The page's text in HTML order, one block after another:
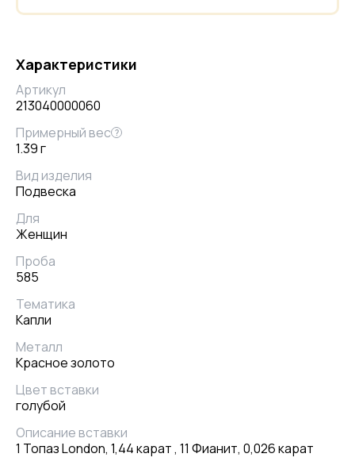
Характеристики
Артикул
213040000060
Примерный вес ?
1.39 г
Вид изделия
Подвеска
Для
Женщин
Проба
585
Тематика
Капли
Металл
Красное золото
Цвет вставки
голубой
Описание вставки
1 Топаз London, 1,44 карат , 11 Фианит, 0,026 карат